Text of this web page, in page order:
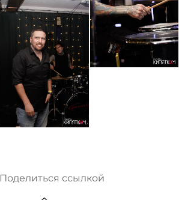
Поделиться ссылкой